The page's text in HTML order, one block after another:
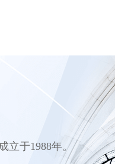
立于1988年。